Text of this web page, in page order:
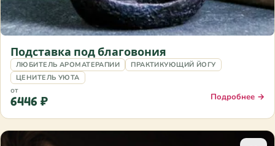
Подставка под благовония
ЛЮБИТЕЛЬ АРОМАТЕРАПИИ
ПРАКТИКУЮЩИЙ ЙОГУ
ЦЕНИТЕЛЬ УЮТА
от
6446 ₽ Подробнее →